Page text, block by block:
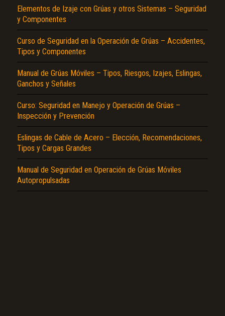
Elementos de Izaje con Grúas y otros Sistemas – Seguridad
y Componentes
Curso de Seguridad en la Operación de Grúas – Accidentes,
Tipos y Componentes
Manual de Grúas Móviles – Tipos, Riesgos, Izajes, Eslingas,
Ganchos y Señales
Curso: Seguridad en Manejo y Operación de Grúas –
Inspección y Prevención
Eslingas de Cable de Acero – Elección, Recomendaciones,
Tipos y Cargas Grandes
Manual de Seguridad en Operación de Grúas Móviles
Autopropulsadas
Texto o Imagen de portada son erróneos.
No carga o no se visualiza el contenido.
Reportar otro tipo de error...